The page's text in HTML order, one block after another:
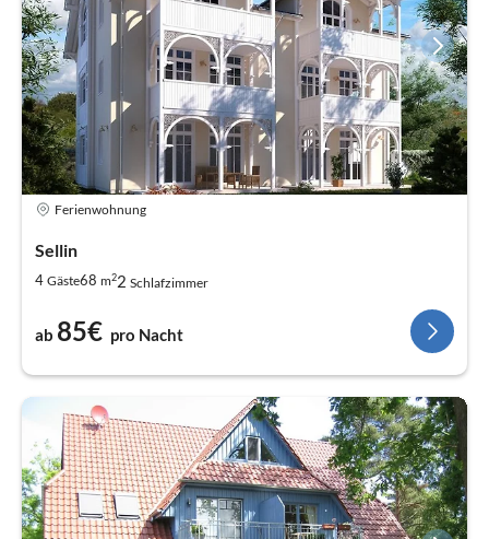
Ferienwohnung
Sellin
4 Gäste68 m22 Schlafzimmer
ab 85€ pro Nacht